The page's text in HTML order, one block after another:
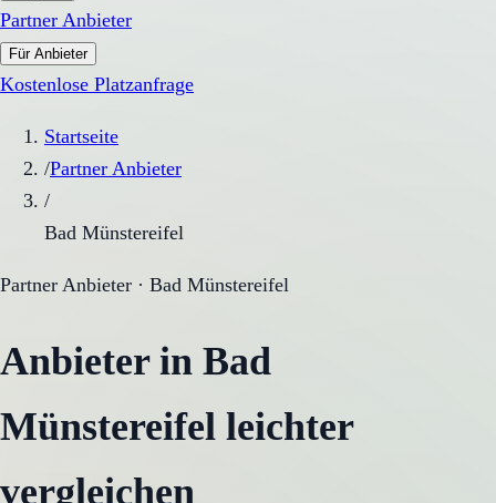
Partner Anbieter
Für Anbieter
Kostenlose Platzanfrage
Startseite
/Partner Anbieter
/
Bad Münstereifel
Partner Anbieter · Bad Münstereifel
Anbieter in Bad
Münstereifel leichter
vergleichen